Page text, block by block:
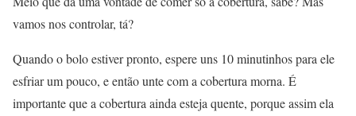
vamos nos controlar, tá?
Quando o bolo estiver pronto, espere uns 10 minutinhos para ele
esfriar um pouco, e então unte com a cobertura morna. É
importante que a cobertura ainda esteja quente, porque assim ela